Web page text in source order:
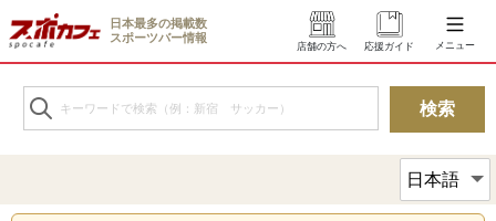
日本最多の掲載数
スポーツバー情報
店舗の方へ 応援ガイド メニュー